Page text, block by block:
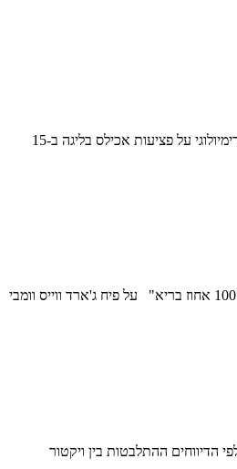
עדכונים ו-75 יום שהם 10 שבועות ו-5 ימים לתחילת העונה דילון ברוקס קיבל הארכת חוזה של 73 מיליון ל-3 שנים מפניקס. לוני ווקר מצטרף לדנבר על 3.3 מיליון לעונה מחקר אפידימיולוגי על פציעות אכילס בליגה ב-15
עדכונים ו-76 יום שהם 10 שבועות ו-6 ימים לתחילת העונה על פי שון דיווייני לוקה דונצ'יץ' לוחץ על הנהלת הלייקרס להבאת פי ג'יי וושינגטון בשיחה עם אוהדים אמר לוקה שהוא "100 אחוז בריא" על פיח ג'ארד ווייס וומבי
הדיווחים ההתלבטות בין ויקטור